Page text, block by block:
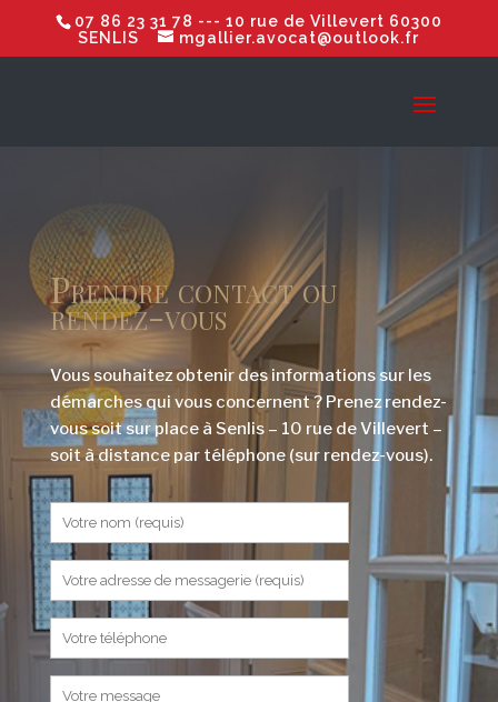
07 86 23 31 78 --- 10 rue de Villevert 60300
SENLIS
mgallier.avocat@outlook.fr
Prendre contact ou
rendez-vous
Vous souhaitez obtenir des informations sur les
démarches qui vous concernent ? Prenez rendez-
vous soit sur place à Senlis – 10 rue de Villevert –
soit à distance par téléphone (sur rendez-vous).